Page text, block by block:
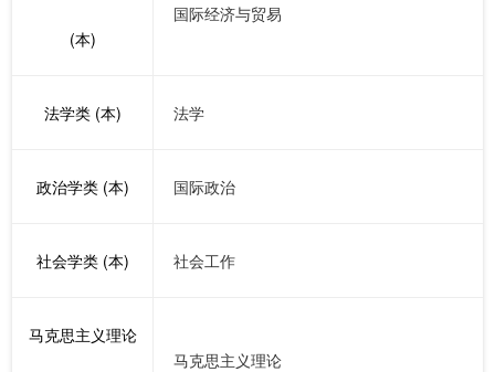
(本)
国际经济与贸易
法学类 (本) 法学
政治学类 (本) 国际政治
社会学类 (本) 社会工作
马克思主义理论
马克思主义理论